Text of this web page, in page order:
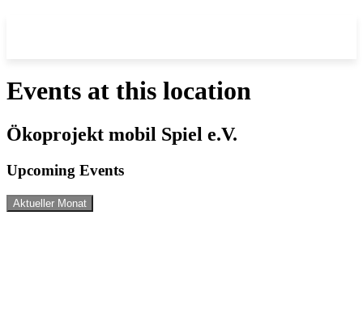
Events at this location
Ökoprojekt mobil Spiel e.V.
Upcoming Events
Aktueller Monat